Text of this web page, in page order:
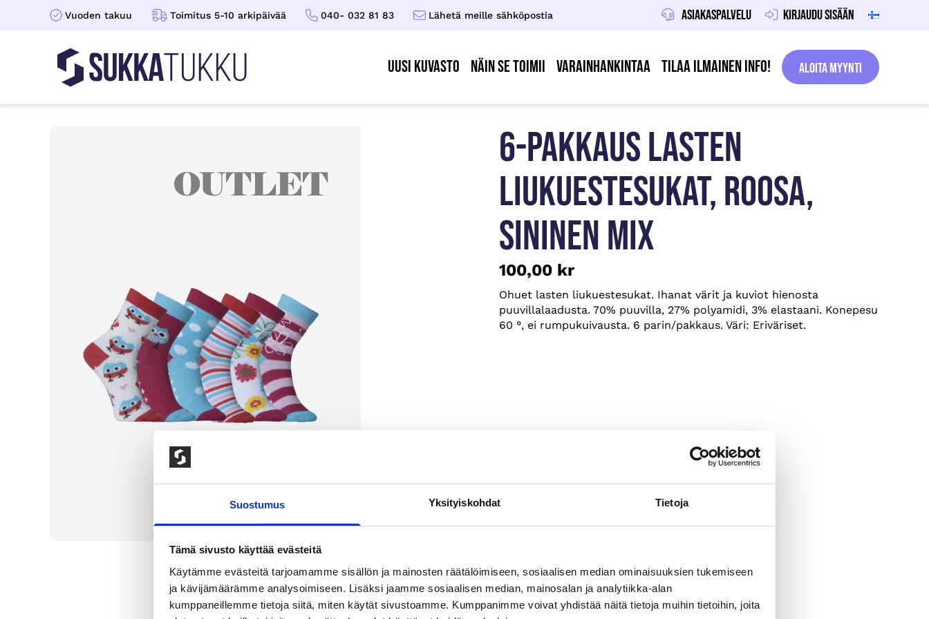
Suostumus Yksityiskohdat Tietoja
Tämä sivusto käyttää evästeitä
Käytämme evästeitä tarjoamamme sisällön ja mainosten räätälöimiseen, sosiaalisen median ominaisuuksien tukemiseen
ja kävijämäärämme analysoimiseen. Lisäksi jaamme sosiaalisen median, mainosalan ja analytiikka-alan
kumppaneillemme tietoja siitä, miten käytät sivustoamme. Kumppanimme voivat yhdistää näitä tietoja muihin tietoihin, joita
Vuoden takuu Toimitus 5-10 arkipäivää 040- 032 81 83 Lähetä meille sähköpostia Asiakaspalvelu Kirjaudu sisään
Sukkatukku
UUSI KUVASTO Näin se toimii Varainhankintaa Tilaa ilmainen info! Aloita Myynti
6-PAKKAUS LASTEN
LIUKUESTESUKAT, ROOSA,
SININEN MIX
100,00 kr
Ohuet lasten liukuestesukat. Ihanat värit ja kuviot hienosta
puuvillalaadusta. 70% puuvilla, 27% polyamidi, 3% elastaani. Konepesu
60 °, ei rumpukuivausta. 6 parin/pakkaus. Väri: Eriväriset.